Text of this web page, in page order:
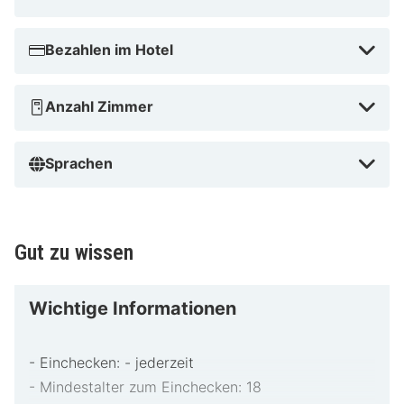
Bezahlen im Hotel
Anzahl Zimmer
Sprachen
Gut zu wissen
Wichtige Informationen
- Einchecken: - jederzeit
- Mindestalter zum Einchecken: 18